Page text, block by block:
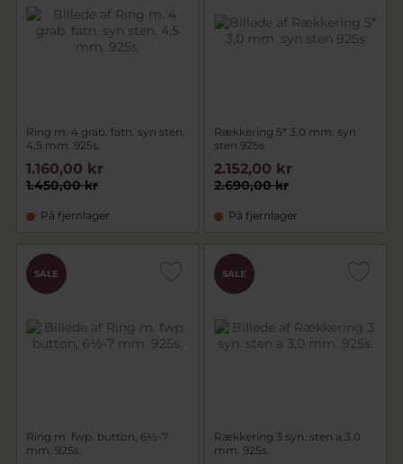
Ring m. 4 grab. fatn. syn sten,
4,5 mm. 925s.
1.450,00 kr
1.160,00 kr
På fjernlager
Rækkering 5* 3,0 mm. syn
sten 925s
2.690,00 kr
2.152,00 kr
På fjernlager
SALE
Ring m. fwp. button, 6½-7
mm. 925s.
SALE
Rækkering 3 syn. sten a 3,0
mm. 925s.